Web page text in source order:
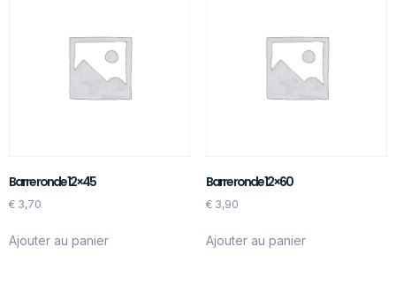
Barre ronde 12×45
€ 3,70
Ajouter au panier
Barre ronde 12×60
€3,90
Ajouter au panier